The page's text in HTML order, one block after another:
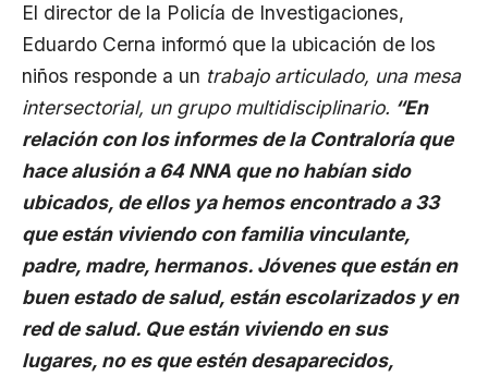
El director de la Policía de Investigaciones,
Eduardo Cerna informó que la ubicación de los
niños responde a un trabajo articulado, una mesa
intersectorial, un grupo multidisciplinario. “En
relación con los informes de la Contraloría que
hace alusión a 64 NNA que no habían sido
ubicados, de ellos ya hemos encontrado a 33
que están viviendo con familia vinculante,
padre, madre, hermanos. Jóvenes que están en
buen estado de salud, están escolarizados y en
red de salud. Que están viviendo en sus
lugares, no es que estén desaparecidos,